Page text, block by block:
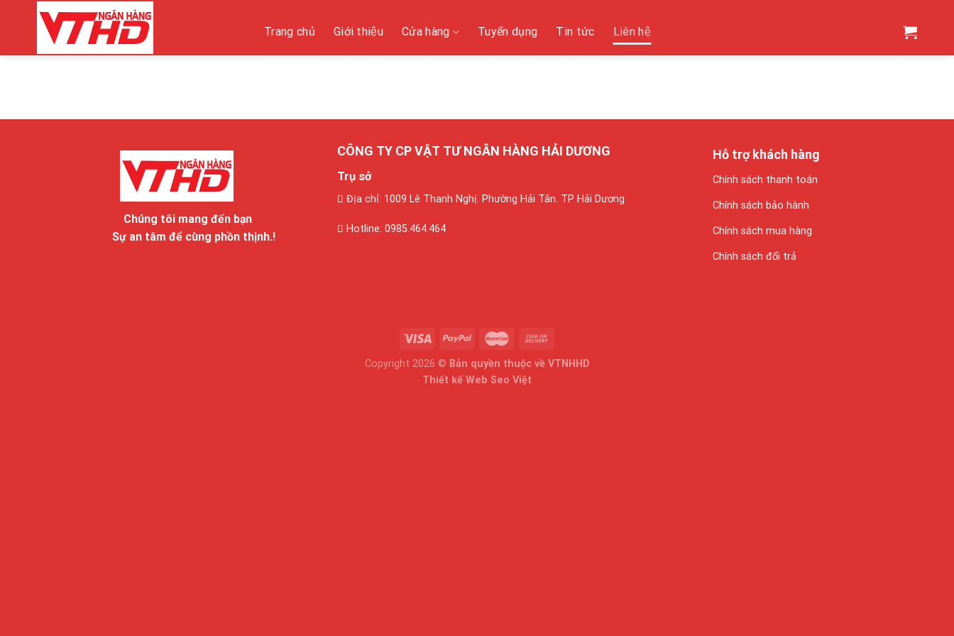
Trang chủ Giới thiệu Cửa hàng Tuyển dụng Tin tức Liên hệ
Chúng tôi mang đến bạn
Sự an tâm để cùng phồn thịnh.!
CÔNG TY CP VẬT TƯ NGÂN HÀNG HẢI DƯƠNG
Trụ sở
Địa chỉ: 1009 Lê Thanh Nghị. Phường Hải Tân. TP Hải Dương
Hotline: 0985.464.464
Hỗ trợ khách hàng
Chính sách thanh toán
Chính sách bảo hành
Chính sách mua hàng
Chính sách đổi trả
Copyright 2026 © Bản quyền thuộc về VTNHHD
Thiết kế Web Seo Việt